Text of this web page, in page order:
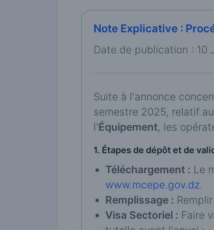
Note Explicative :
Date de publication : 10
Suite à l'annonce
semestre 2025, relatif
l'Équipement, les
1. Étapes de dépôt et de
Téléchargement : Le
www.mcepe.gov.dz.
Remplissage :
Visa Sectoriel : Faire